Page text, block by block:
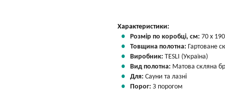
Характеристики:
Розмір по коробці, см: 70 х 190
Товщина полотна: Гартоване
Виробник: TESLI (Україна)
Вид полотна: Матова скляна
Для: Сауни та лазні
Порог: З порогом